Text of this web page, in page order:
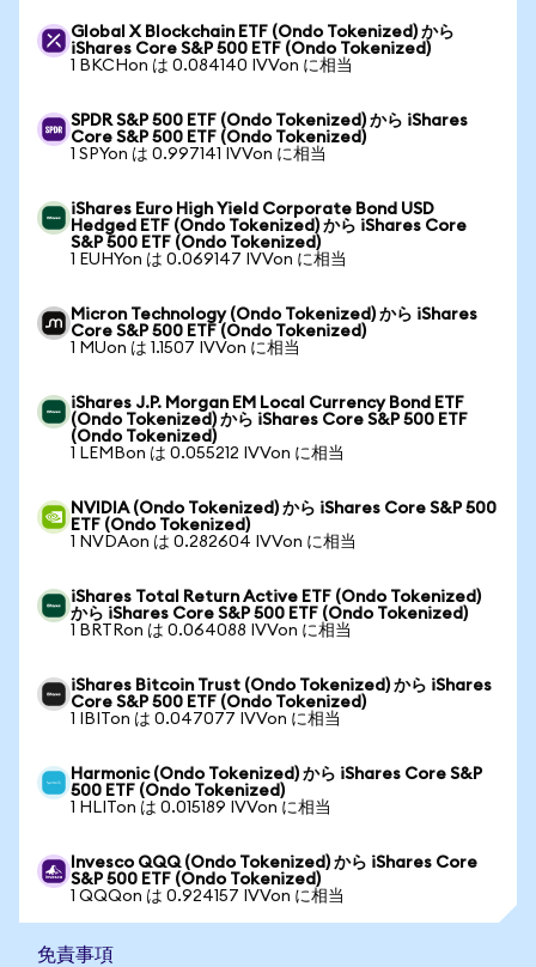
Global X Blockchain ETF (Ondo Tokenized) から
iShares Core S&P 500 ETF (Ondo Tokenized)
1 BKCHon は 0.084140 IVVon に相当
SPDR S&P 500 ETF (Ondo Tokenized) から iShares
Core S&P 500 ETF (Ondo Tokenized)
1 SPYon は 0.997141 IVVon に相当
iShares Euro High Yield Corporate Bond USD
Hedged ETF (Ondo Tokenized) から iShares Core
S&P 500 ETF (Ondo Tokenized)
1 EUHYon は 0.069147 IVVon に相当
Micron Technology (Ondo Tokenized) から iShares
Core S&P 500 ETF (Ondo Tokenized)
1 MUon は 1.1507 IVVon に相当
iShares J.P. Morgan EM Local Currency Bond ETF
(Ondo Tokenized) から iShares Core S&P 500 ETF
(Ondo Tokenized)
1 LEMBon は 0.055212 IVVon に相当
NVIDIA (Ondo Tokenized) から iShares Core S&P 500
ETF (Ondo Tokenized)
1 NVDAon は 0.282604 IVVon に相当
iShares Total Return Active ETF (Ondo Tokenized)
から iShares Core S&P 500 ETF (Ondo Tokenized)
1 BRTRon は 0.064088 IVVon に相当
iShares Bitcoin Trust (Ondo Tokenized) から iShares
Core S&P 500 ETF (Ondo Tokenized)
1 IBITon は 0.047077 IVVon に相当
Harmonic (Ondo Tokenized) から iShares Core S&P
500 ETF (Ondo Tokenized)
1 HLITon は 0.015189 IVVon に相当
Invesco QQQ (Ondo Tokenized) から iShares Core
S&P 500 ETF (Ondo Tokenized)
1 QQQon は 0.924157 IVVon に相当
免責事項